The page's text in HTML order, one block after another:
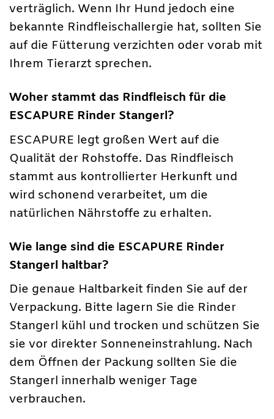
verträglich. Wenn Ihr Hund jedoch eine
bekannte Rindfleischallergie hat, sollten Sie
auf die Fütterung verzichten oder vorab mit
Ihrem Tierarzt sprechen.
Woher stammt das Rindfleisch für die
ESCAPURE Rinder Stangerl?
ESCAPURE legt großen Wert auf die
Qualität der Rohstoffe. Das Rindfleisch
stammt aus kontrollierter Herkunft und
wird schonend verarbeitet, um die
natürlichen Nährstoffe zu erhalten.
Wie lange sind die ESCAPURE Rinder
Stangerl haltbar?
Die genaue Haltbarkeit finden Sie auf der
Verpackung. Bitte lagern Sie die Rinder
Stangerl kühl und trocken und schützen Sie
sie vor direkter Sonneneinstrahlung. Nach
dem Öffnen der Packung sollten Sie die
Stangerl innerhalb weniger Tage
verbrauchen.